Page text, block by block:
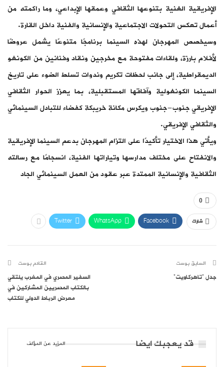
الإفريقية الغنية بتنوعها الثقافي وعمقها الإبداعي، وما راكمته من
أعمال تعكس التحولات الاجتماعية والإنسانية والفنية داخل القارة.
وسيخصص المهرجان لهذه السينما برنامجًا متنوعًا يشمل عروضًا
لأفلام بارزة، ولقاءات مفتوحة مع مخرجين ونقاد وفنانين من الكونغو
الديمقراطية، إلى جانب لحظات تكريم وندوات تسلط الضوء على تاريخ
السينما الكونغولية وآفاقها المستقبلية، بما يعزز الحوار الثقافي
الإفريقي جنوب-جنوب ويكرس مكانة خريبكة كفضاء للتبادل السينمائي
والثقافي الإفريقي.
ويأتي هذا الاختيار تأكيدًا على التزام المهرجان بدعم السينما الإفريقية
والانفتاح على مختلف مدارسها وتياراتها الفنية، انسجامًا مع رسالته
الثقافية والإنسانية الممتدة عبر عقود من العمل السينمائي الجاد
0
شارك Facebook
WhatsApp
Twitter
السابق بوست
جدل “تاهركاويت”
القادم بوست
السفير المصري في المغرب يلتقي
بالكتاب المصريين المشاركين في
معرض الرباط الدولي للكتاب
قد يعجبك ايضا المزيد عن المؤلف